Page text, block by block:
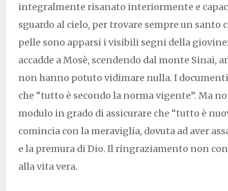
integralmente risanato interiormente e
sguardo al cielo, per trovare sempre un santo
pelle sono apparsi i visibili segni della
accadde a Mosè, scendendo dal monte Sinai,
non hanno potuto vidimare nulla. I
che “tutto è secondo la norma vigente”. Ma
modulo in grado di assicurare che “tutto è
comincia con la meraviglia, dovuta ad aver
e la premura di Dio. Il ringraziamento non
alla vita vera.